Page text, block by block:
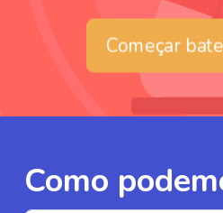
Começar
Como